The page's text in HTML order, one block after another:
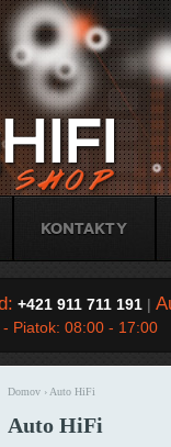
Kontakty
+421 911 711 191|
- Piatok: 08:00 - 17:00
Domov› Auto HiFi
Auto HiFi